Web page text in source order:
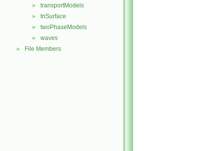
► transportModels
► triSurface
► twoPhaseModels
► waves
► File Members